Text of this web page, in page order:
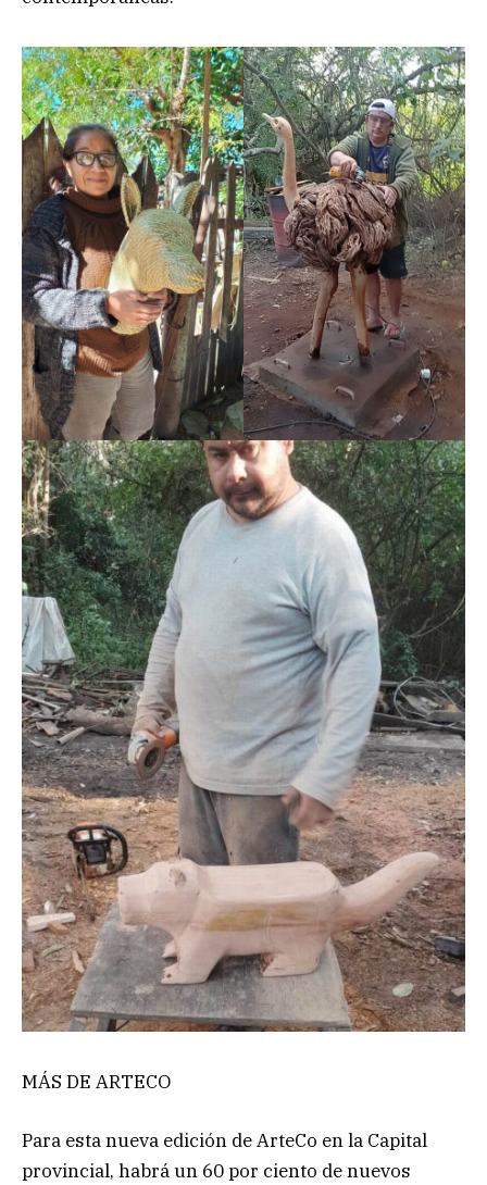
MÁS DE ARTECO
Para esta nueva edición de ArteCo en la Capital
provincial, habrá un 60 por ciento de nuevos